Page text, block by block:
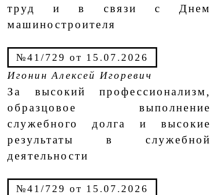
труд и в связи с Днем
машиностроителя
№41/729 от 15.07.2026
Игонин Алексей Игоревич
За высокий профессионализм,
образцовое выполнение
служебного долга и высокие
результаты в служебной
деятельности
№41/729 от 15.07.2026